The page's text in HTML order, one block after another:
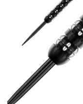
RUHÁZAT
JÁTÉKOSOK
AKCIÓK
DARTS